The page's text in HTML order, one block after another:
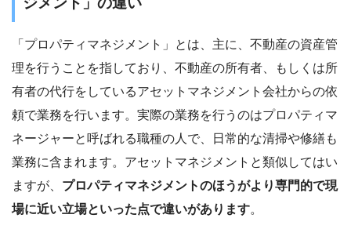
「プロパティマネジメント」とは、主に、不動産の資産管
理を行うことを指しており、不動産の所有者、もしくは所
有者の代行をしているアセットマネジメント会社からの依
頼で業務を行います。実際の業務を行うのはプロパティマ
ネージャーと呼ばれる職種の人で、日常的な清掃や修繕も
業務に含まれます。アセットマネジメントと類似してはい
ますが、 プロパティマネジメントのほうがより専門的で現
場に近い立場といった点で違いがあります。